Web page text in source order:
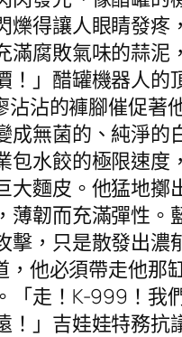
得讓人眼睛發
腐敗氣味的蒜泥
！」醋罐機器人
沾的褲腳催促著
無菌的、純淨
包水餃的極限速度
大麵皮。他猛地
韌而充滿彈性。
，只是散發出濃
他必須帶走他那
走！K-999！我
」吉娃娃特務